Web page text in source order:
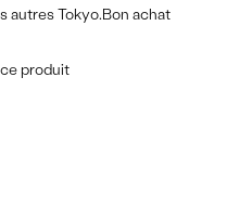
autres Tokyo.Bon achat
produit